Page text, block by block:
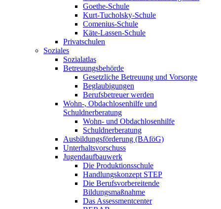
Goethe-Schule
Kurt-Tucholsky-Schule
Comenius-Schule
Käte-Lassen-Schule
Privatschulen
Soziales
Sozialatlas
Betreuungsbehörde
Gesetzliche Betreuung und Vorsorge
Beglaubigungen
Berufsbetreuer werden
Wohn-, Obdachlosenhilfe und
Schuldnerberatung
Wohn- und Obdachlosenhilfe
Schuldnerberatung
Ausbildungsförderung (BAföG)
Unterhaltsvorschuss
Jugendaufbauwerk
Die Produktionsschule
Handlungskonzept STEP
Die Berufsvorbereitende
Bildungsmaßnahme
Das Assessmentcenter